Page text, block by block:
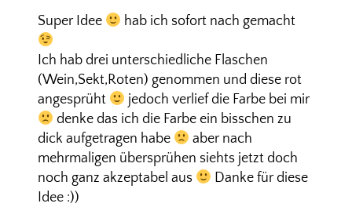
Super Idee hab ich sofort nach gemacht
Ich hab drei unterschiedliche Flaschen
(Wein,Sekt,Roten) genommen und diese rot
angesprüht
jedoch verlief die Farbe bei mir
denke das ich die Farbe ein bisschen zu
dick aufgetragen habe
aber nach
mehrmaligen übersprühen siehts jetzt doch
noch ganz akzeptabel aus
Danke für diese
Idee :))